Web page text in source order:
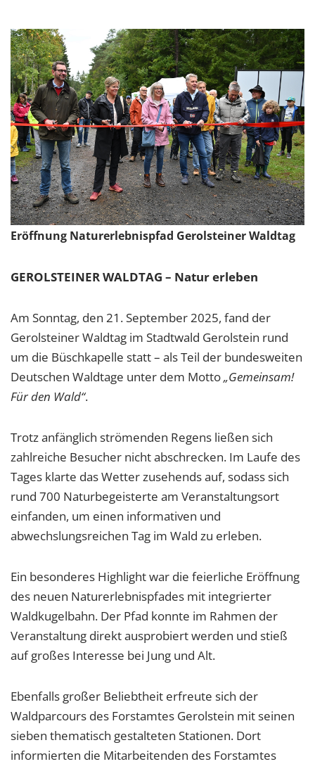
Eröffnung Naturerlebnispfad Gerolsteiner Waldtag
GEROLSTEINER WALDTAG – Natur erleben
Am Sonntag, den 21. September 2025, fand der
Gerolsteiner Waldtag im Stadtwald Gerolstein rund
um die Büschkapelle statt – als Teil der bundesweiten
Deutschen Waldtage unter dem Motto„Gemeinsam!
Für den Wald“.
Trotz anfänglich strömenden Regens ließen sich
zahlreiche Besucher nicht abschrecken. Im Laufe des
Tages klarte das Wetter zusehends auf, sodass sich
rund 700 Naturbegeisterte am Veranstaltungsort
einfanden, um einen informativen und
abwechslungsreichen Tag im Wald zu erleben.
Ein besonderes Highlight war die feierliche Eröffnung
des neuen Naturerlebnispfades mit integrierter
Waldkugelbahn. Der Pfad konnte im Rahmen der
Veranstaltung direkt ausprobiert werden und stieß
auf großes Interesse bei Jung und Alt.
Ebenfalls großer Beliebtheit erfreute sich der
Waldparcours des Forstamtes Gerolstein mit seinen
sieben thematisch gestalteten Stationen. Dort
informierten die Mitarbeitenden des Forstamtes